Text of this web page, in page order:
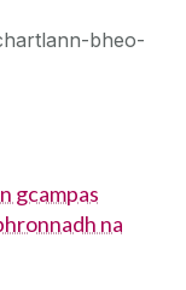
bheo-
gcampas
na